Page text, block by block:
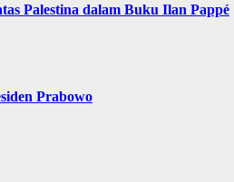
Palestina dalam Buku Ilan Pappé
Prabowo